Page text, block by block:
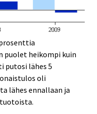
puolet heikompi kuin
putosi lähes 5
oli
lähes ennallaan ja